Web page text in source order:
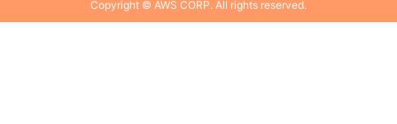
Copyright © AWS CORP. All rights reserved.